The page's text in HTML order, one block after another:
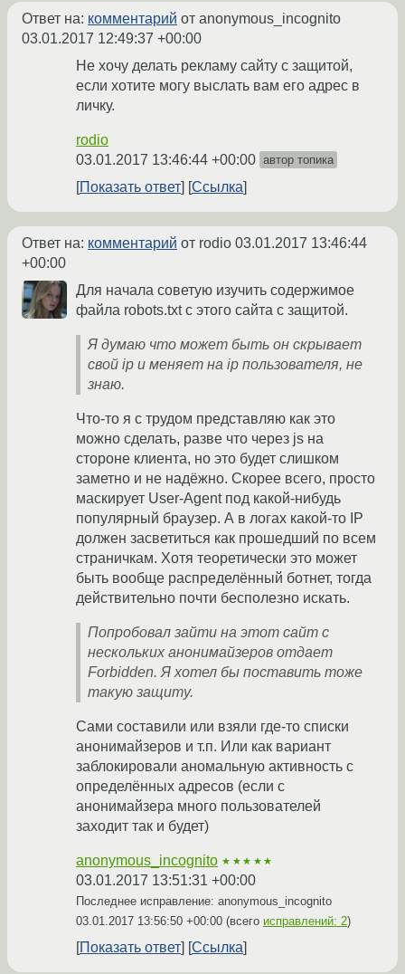
Ответ на: комментарий от anonymous_incognito
03.01.2017 12:49:37 +00:00
Не хочу делать рекламу сайту с защитой,
если хотите могу выслать вам его адрес в
личку.
rodio
03.01.2017 13:46:44 +00:00 автор топика
Показать ответ Ссылка
Ответ на: комментарий от rodio 03.01.2017 13:46:44
+00:00
Для начала советую изучить содержимое
файла robots.txt с этого сайта с защитой.
Я думаю что может быть он скрывает
свой ip и меняет на ip пользователя, не
знаю.
Что-то я с трудом представляю как это
можно сделать, разве что через js на
стороне клиента, но это будет слишком
заметно и не надёжно. Скорее всего, просто
маскирует User-Agent под какой-нибудь
популярный браузер. А в логах какой-то IP
должен засветиться как прошедший по всем
страничкам. Хотя теоретически это может
быть вообще распределённый ботнет, тогда
действительно почти бесполезно искать.
Попробовал зайти на этот сайт с
нескольких анонимайзеров отдает
Forbidden. Я хотел бы поставить тоже
такую защиту.
Сами составили или взяли где-то списки
анонимайзеров и т.п. Или как вариант
заблокировали аномальную активность с
определённых адресов (если с
анонимайзера много пользователей
заходит так и будет)
anonymous_incognito ★★★★★
03.01.2017 13:51:31 +00:00
Последнее исправление: anonymous_incognito
03.01.2017 13:56:50 +00:00 (всего исправлений: 2)
Показать ответ Ссылка